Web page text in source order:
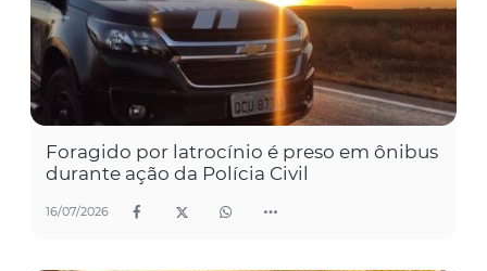
Foragido por latrocínio é preso em ônibus
durante ação da Polícia Civil
16/07/2026